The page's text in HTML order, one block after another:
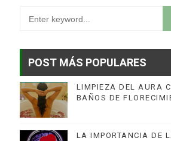
POST MÁS POPULARES
LIMPIEZA DEL AURA
BAÑOS DE
LA IMPORTANCIA DE